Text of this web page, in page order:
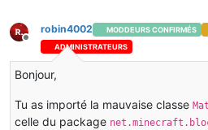
Hors-ligne
robin4002 MODDEURS CONFIRMÉS
ADMINISTRATEURS
Bonjour,
Tu as importé la mauvaise classe
celle du package